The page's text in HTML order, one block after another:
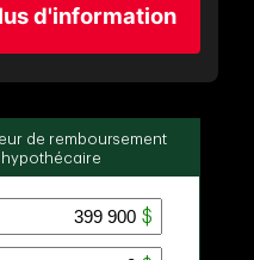
d'information